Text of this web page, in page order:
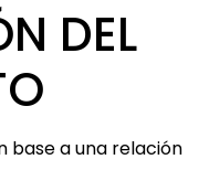
DEL
base a una relación